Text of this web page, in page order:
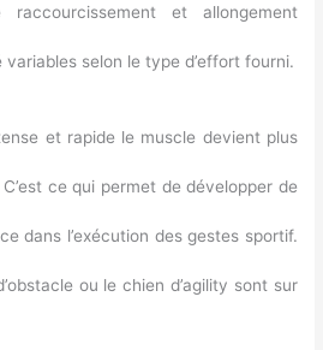
et allongement
variables selon le type d’effort fourni.
et rapide le muscle devient plus
ce qui permet de développer de
dans l’exécution des gestes sportif.
ou le chien d’agility sont sur